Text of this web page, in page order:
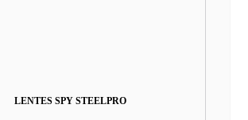
LENTES SPY STEELPRO